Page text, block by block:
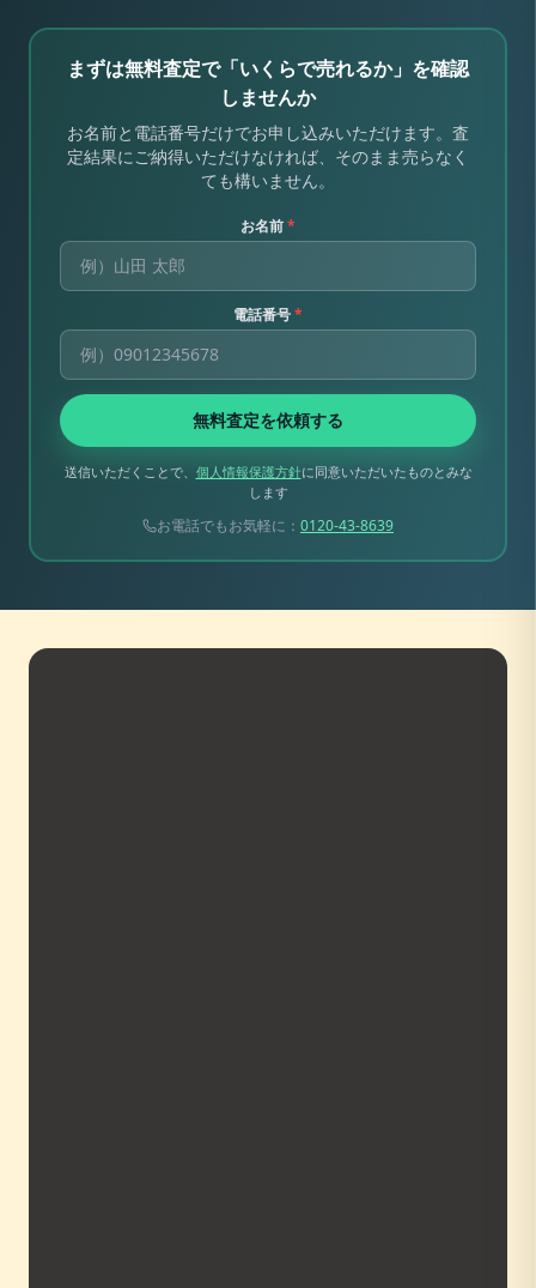
まずは無料査定で「いくらで売れるか」を確認
しませんか
お名前と電話番号だけでお申し込みいただけます。査
定結果にご納得いただけなければ、そのまま売らなく
ても構いません。
お名前*
電話番号*
無料査定を依頼する
送信いただくことで、 個人情報保護方針に同意いただいたものとみな
します
お電話でもお気軽に： 0120-43-8639